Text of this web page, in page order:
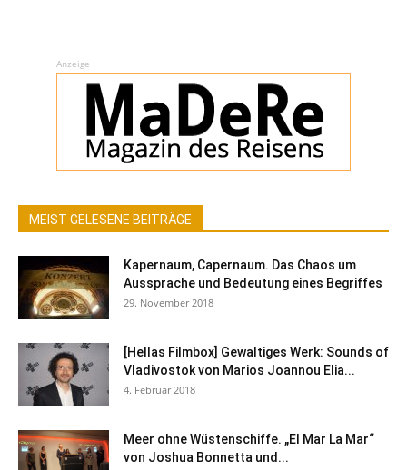
Anzeige
MEIST GELESENE BEITRÄGE
Kapernaum, Capernaum. Das Chaos um
Aussprache und Bedeutung eines Begriffes
29. November 2018
[Hellas Filmbox] Gewaltiges Werk: Sounds of
Vladivostok von Marios Joannou Elia...
4. Februar 2018
Meer ohne Wüstenschiffe. „El Mar La Mar“
von Joshua Bonnetta und...